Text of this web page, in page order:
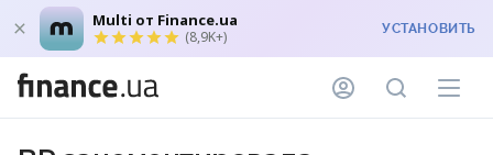
Multi от Finance.ua
(8,9K+) УСТАНОВИТЬ